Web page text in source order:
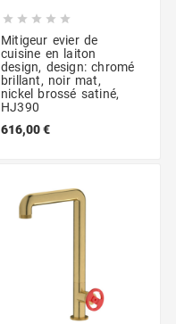
    
Mitigeur evier de
cuisine en laiton
design, design: chromé
brillant, noir mat,
nickel brossé satiné,
HJ390
616,00 €